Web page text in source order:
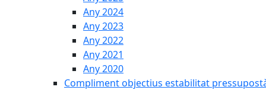
Any 2024
Any 2023
Any 2022
Any 2021
Any 2020
Compliment objectius estabilitat